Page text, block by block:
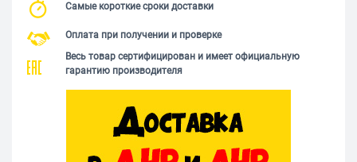
Самые короткие сроки доставки
Оплата при получении и проверке
Весь товар сертифицирован и имеет официальную
гарантию производителя